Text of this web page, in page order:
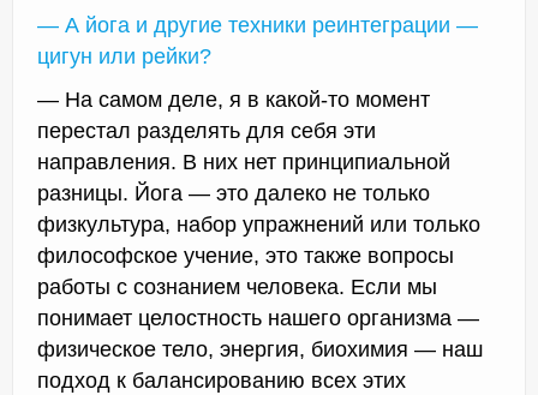
— А йога и другие техники реинтеграции —
цигун или рейки?
— На самом деле, я в какой-то момент
перестал разделять для себя эти
направления. В них нет принципиальной
разницы. Йога — это далеко не только
физкультура, набор упражнений или только
философское учение, это также вопросы
работы с сознанием человека. Если мы
понимает целостность нашего организма —
физическое тело, энергия, биохимия — наш
подход к балансированию всех этих